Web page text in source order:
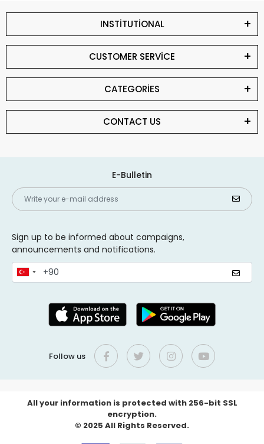
INSTİTUTİONAL
CUSTOMER SERVİCE
CATEGORİES
CONTACT US
E-Bulletin
Sign up to be informed about campaigns,
announcements and notifications.
Follow us
All your information is protected with 256-bit SSL
encryption.
© 2025 All Rights Reserved.